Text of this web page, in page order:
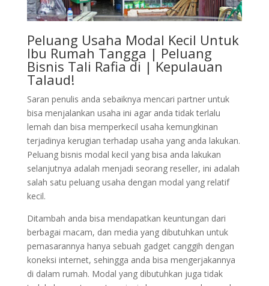
Peluang Usaha Modal Kecil Untuk
Ibu Rumah Tangga | Peluang
Bisnis Tali Rafia di | Kepulauan
Talaud!
Saran penulis anda sebaiknya mencari partner untuk
bisa menjalankan usaha ini agar anda tidak terlalu
lemah dan bisa memperkecil usaha kemungkinan
terjadinya kerugian terhadap usaha yang anda lakukan.
Peluang bisnis modal kecil yang bisa anda lakukan
selanjutnya adalah menjadi seorang reseller, ini adalah
salah satu peluang usaha dengan modal yang relatif
kecil.
Ditambah anda bisa mendapatkan keuntungan dari
berbagai macam, dan media yang dibutuhkan untuk
pemasarannya hanya sebuah gadget canggih dengan
koneksi internet, sehingga anda bisa mengerjakannya
di dalam rumah. Modal yang dibutuhkan juga tidak